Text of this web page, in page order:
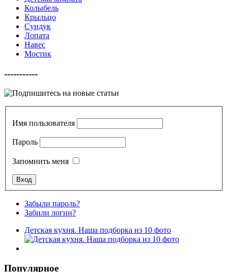
Колыбель
Крыльцо
Сундук
Лопата
Навес
Мостик
-----------
Имя пользователя
Пароль
Запомнить меня
Забыли пароль?
Забили логин?
Детская кухня. Наша подборка из 10 фото
Популярное